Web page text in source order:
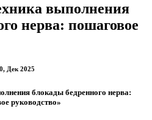
выполнения
нерва: пошаговое
Дек 2025
блокады бедренного нерва:
руководство»